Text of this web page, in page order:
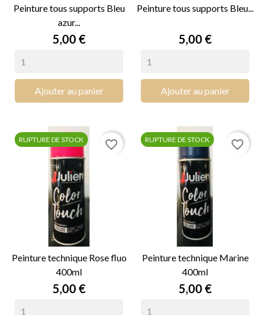
Peinture tous supports Bleu
azur...
Prix
5,00 €
Ajouter au panier
Peinture tous supports Bleu...
Prix
5,00 €
Ajouter au panier
Peinture technique Rose fluo
400ml
Prix
5,00 €
RUPTURE DE STOCK favorite_border
Peinture technique Marine
400ml
Prix
5,00 €
RUPTURE DE STOCK favorite_border